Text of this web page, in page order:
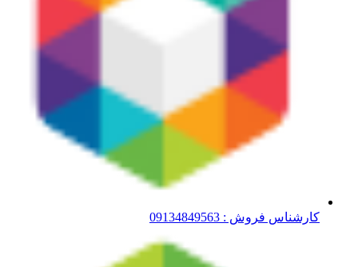
کارشناس فروش : 09134849563